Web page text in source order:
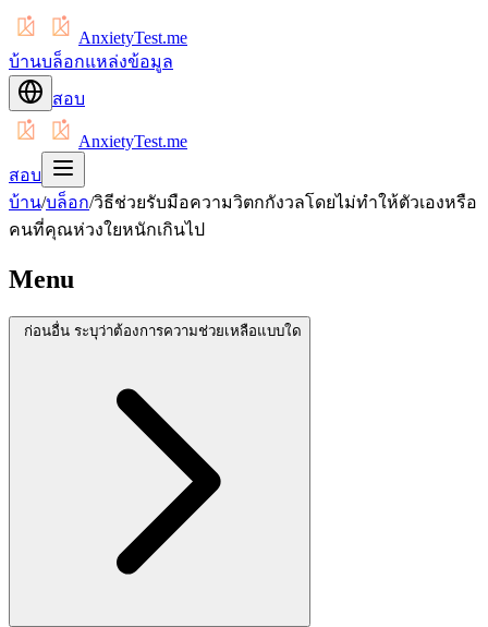
AnxietyTest.me
บ้านบล็อกแหล่งข้อมูล
สอบ
AnxietyTest.me
สอบ
บ้าน/บล็อก/วิธีช่วยรับมือความวิตกกังวลโดยไม่ทำให้ตัวเองหรือ
คนที่คุณห่วงใยหนักเกินไป
Menu
ก่อนอื่น ระบุว่าต้องการความช่วยเหลือแบบใด